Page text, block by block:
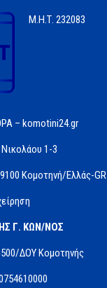
Μ.Η.Τ. 232083
– komotini24.gr
1-3
Ελλάς-GR
Γ. ΚΩΝ/ΝΟΣ
ΔOΥ Κομοτηνής